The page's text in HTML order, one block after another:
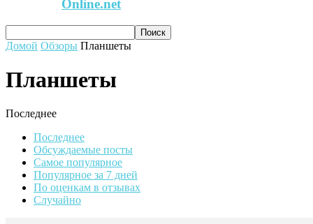
Online.net
Домой Обзоры Планшеты
Планшеты
Последнее
Последнее
Обсуждаемые посты
Самое популярное
Популярное за 7 дней
По оценкам в отзывах
Случайно